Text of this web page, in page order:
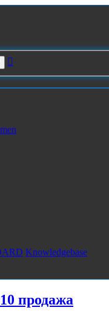
Suche
Knowledgebase
продажа